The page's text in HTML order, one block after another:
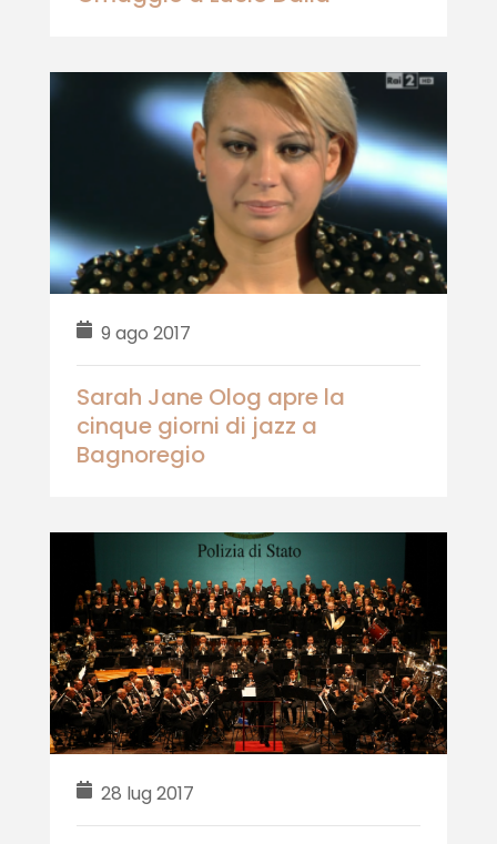
9 ago 2017
Sarah Jane Olog apre la
cinque giorni di jazz a
Bagnoregio
28 lug 2017